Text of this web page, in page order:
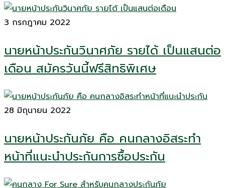
3 กรกฎาคม 2022
นายหน้าประกันวินาศภัย รายได้ เป็นแสนต่อ
เดือน สมัครวันนี้ฟรีสิทธิพิเศษ
28 มิถุนายน 2022
นายหน้าประกันภัย คือ คนกลางอิสระทำ
หน้าที่แนะนำประกันการซื้อประกัน